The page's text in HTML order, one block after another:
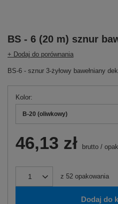
BS - 6 (20 m) sznur
+ Dodaj do porównania
BS-6 - sznur 3-żyłowy bawełniany
Kolor
B-20 (oliwkowy)
46,13 zł brutto /
z 52 opakowania
Dodaj do